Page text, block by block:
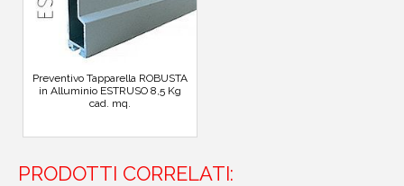
Preventivo Tapparella ROBUSTA
in Alluminio ESTRUSO 8,5 Kg
cad. mq.
PRODOTTI CORRELATI: